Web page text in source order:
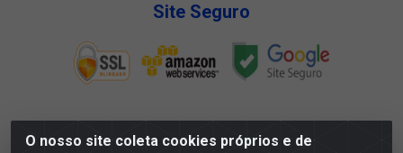
O nosso site coleta cookies próprios e de
Site Seguro